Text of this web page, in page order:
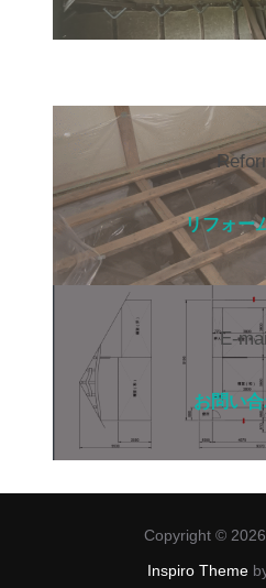
リフォー
E-
お問い
Copyright ©
Inspiro Theme